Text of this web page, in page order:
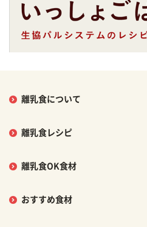
離乳食について
離乳食レシピ
離乳食OK食材
おすすめ食材